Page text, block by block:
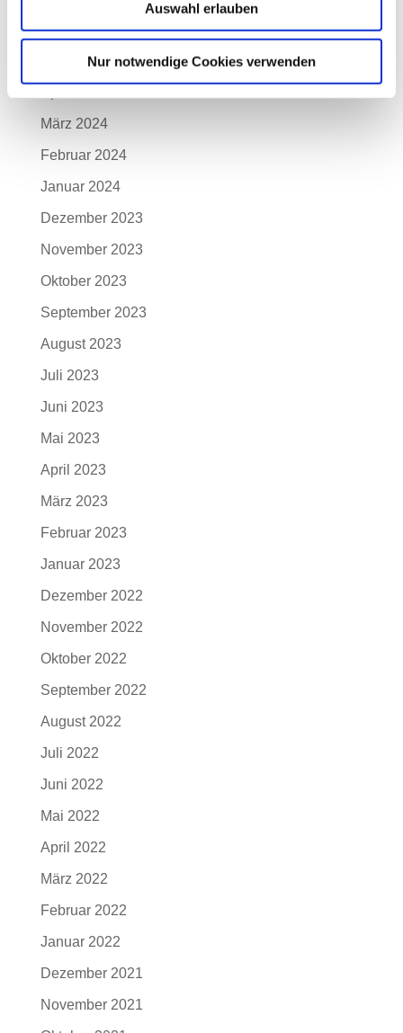
Auswahl erlauben
Nur notwendige Cookies verwenden
Juni 2024
Mai 2024
März 2024
Februar 2024
Januar 2024
Dezember 2023
November 2023
Oktober 2023
September 2023
August 2023
Juli 2023
Juni 2023
Mai 2023
April 2023
März 2023
Februar 2023
Januar 2023
Dezember 2022
November 2022
Oktober 2022
September 2022
August 2022
Juli 2022
Juni 2022
Mai 2022
April 2022
März 2022
Februar 2022
Januar 2022
Dezember 2021
November 2021